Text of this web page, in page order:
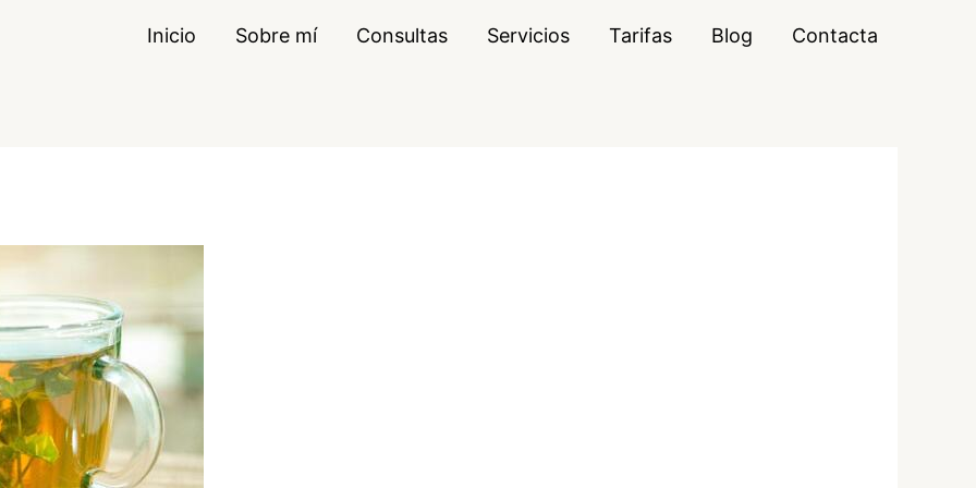
Inicio Sobre mí Consultas Servicios Tarifas Blog Contacta